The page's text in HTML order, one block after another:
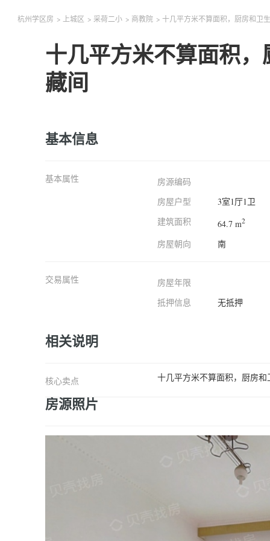
杭州学区房 > 上城区 > 采荷二小 > 商教院 >十几平方米不算面积，厨房和卫
十几平方米不算面积
藏间
基本信息
基本属性
房源编码
房屋户型
3室1厅1卫
建筑面积
64.7 m2
房屋朝向 南
交易属性
房屋年限
抵押信息
无抵押
相关说明
核心卖点 十几平方米不算面积，厨房
房源照片